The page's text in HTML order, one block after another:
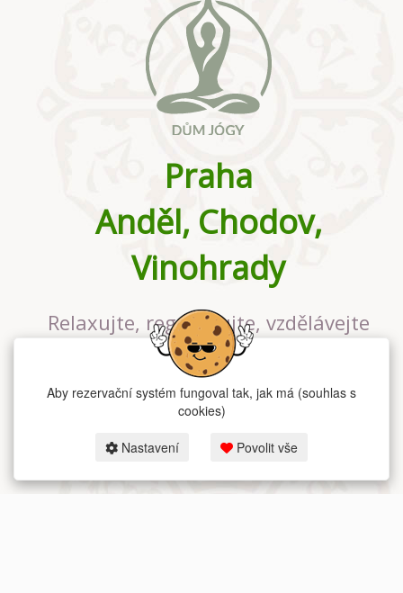
Praha
Anděl, Chodov,
Vinohrady
Relaxujte, regenerujte, vzdělávejte
se v největším jógovém studiu v
Praze
Aby rezervační systém fungoval tak, jak má (souhlas s
cookies)
Nastavení Povolit vše